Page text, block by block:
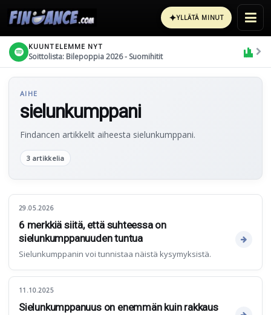
✦YLLÄTÄ MINUT
KUUNTELEMME NYT
Soittolista: Bilepoppia 2026 - Suomihitit
AIHE
sielunkumppani
Findancen artikkelit aiheesta sielunkumppani.
3 artikkelia
29.05.2026
6 merkkiä siitä, että suhteessa on
sielunkumppanuuden tuntua
Sielunkumppanin voi tunnistaa näistä kysymyksistä.
11.10.2025
Sielunkumppanuus on enemmän kuin rakkaus